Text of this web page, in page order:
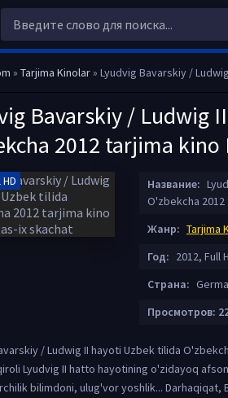
» Tarjima Kinolar» Lyudvig Bavarskiy / Ludwig II
Bavarskiy / Ludwig
2012 tarjima
Название:
O'zbekcha 2012
Жанр: Tarjima
Год: 2012, Full
Страна:
Просмотров:
/ Ludwig II hayoti Uzbek tilida
Lyudvig II hatto hayotining o'zidayoq
bilimdoni, ulug'vor yoshlik...